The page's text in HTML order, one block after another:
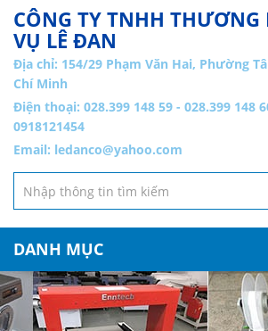
CÔNG TY TNHH THƯƠNG
VỤ LÊ ĐAN
Địa chỉ: 154/29 Phạm Văn Hai, Phường
Chí Minh
Điện thoại: 028.399 148 59 - 028.399 148
0918121454
Email: ledanco@yahoo.com
DANH MỤC